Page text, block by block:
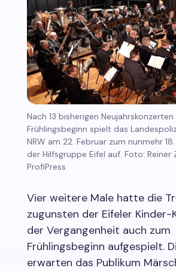
Nach 13 bisherigen
Frühlingsbeginn spielt das
NRW am 22. Februar zum nunmehr
der Hilfsgruppe Eifel auf. Foto:
ProfiPress
Vier weitere Male hatte die
zugunsten der Eifeler Kinder-
der Vergangenheit auch zum
Frühlingsbeginn aufgespielt.
erwarten das Publikum